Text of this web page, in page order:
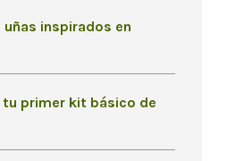
inspirados en
tu primer kit básico de